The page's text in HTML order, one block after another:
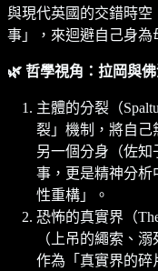
與現代英國的交錯時
事」，來迴避自己身為
🌿 哲學視角：拉岡與
主體的分裂（
裂」機制，將自己
另一個分身（佐
事，更是精神分析
性重構」。
恐怖的真實界（
（上吊的繩索、
作為「真實界的碎